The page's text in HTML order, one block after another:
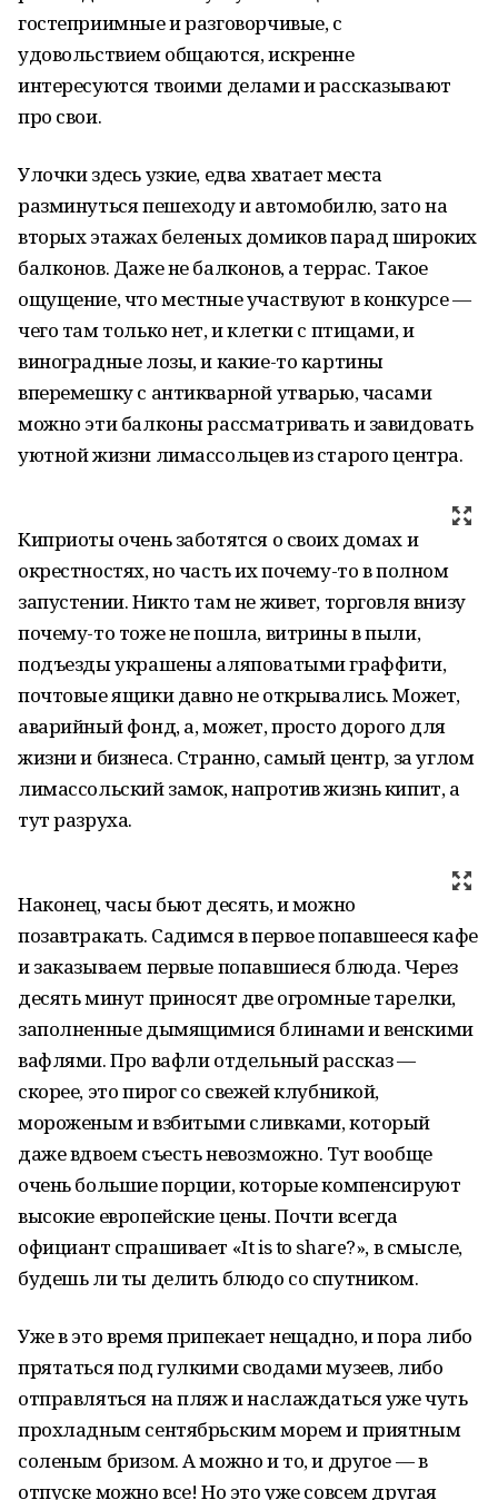
гостеприимные и разговорчивые, с
удовольствием общаются, искренне
интересуются твоими делами и рассказывают
про свои.
Улочки здесь узкие, едва хватает места
разминуться пешеходу и автомобилю, зато на
вторых этажах беленых домиков парад широких
балконов. Даже не балконов, а террас. Такое
ощущение, что местные участвуют в конкурсе —
чего там только нет, и клетки с птицами, и
виноградные лозы, и какие-то картины
вперемешку с антикварной утварью, часами
можно эти балконы рассматривать и завидовать
уютной жизни лимассольцев из старого центра.
Киприоты очень заботятся о своих домах и
окрестностях, но часть их почему-то в полном
запустении. Никто там не живет, торговля внизу
почему-то тоже не пошла, витрины в пыли,
подъезды украшены аляповатыми граффити,
почтовые ящики давно не открывались. Может,
аварийный фонд, а, может, просто дорого для
жизни и бизнеса. Странно, самый центр, за углом
лимассольский замок, напротив жизнь кипит, а
тут разруха.
Наконец, часы бьют десять, и можно
позавтракать. Садимся в первое попавшееся кафе
и заказываем первые попавшиеся блюда. Через
десять минут приносят две огромные тарелки,
заполненные дымящимися блинами и венскими
вафлями. Про вафли отдельный рассказ —
скорее, это пирог со свежей клубникой,
мороженым и взбитыми сливками, который
даже вдвоем съесть невозможно. Тут вообще
очень большие порции, которые компенсируют
высокие европейские цены. Почти всегда
официант спрашивает «It is to share?», в смысле,
будешь ли ты делить блюдо со спутником.
Уже в это время припекает нещадно, и пора либо
прятаться под гулкими сводами музеев, либо
отправляться на пляж и наслаждаться уже чуть
прохладным сентябрьским морем и приятным
соленым бризом. А можно и то, и другое — в
отпуске можно все! Но это уже совсем другая